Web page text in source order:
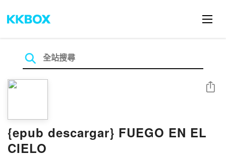
{epub descargar} FUEGO EN EL
CIELO
分享